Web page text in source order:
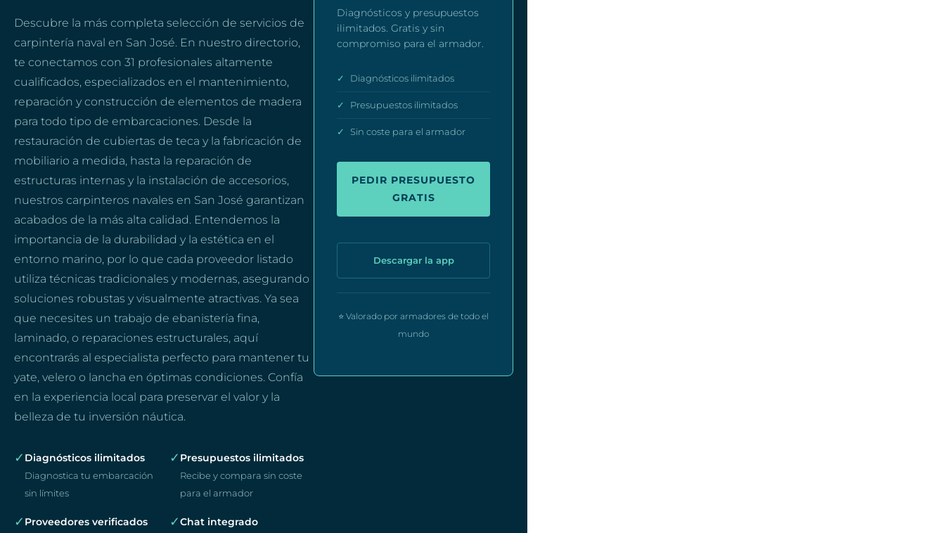
Descubre la más completa selección de servicios de
carpintería naval en San José. En nuestro directorio,
te conectamos con 31 profesionales altamente
cualificados, especializados en el mantenimiento,
reparación y construcción de elementos de madera
para todo tipo de embarcaciones. Desde la
restauración de cubiertas de teca y la fabricación de
mobiliario a medida, hasta la reparación de
estructuras internas y la instalación de accesorios,
nuestros carpinteros navales en San José garantizan
acabados de la más alta calidad. Entendemos la
importancia de la durabilidad y la estética en el
entorno marino, por lo que cada proveedor listado
utiliza técnicas tradicionales y modernas, asegurando
soluciones robustas y visualmente atractivas. Ya sea
que necesites un trabajo de ebanistería fina,
laminado, o reparaciones estructurales, aquí
encontrarás al especialista perfecto para mantener tu
yate, velero o lancha en óptimas condiciones. Confía
en la experiencia local para preservar el valor y la
belleza de tu inversión náutica.
✓ Diagnósticos ilimitados
Diagnostica tu embarcación
sin límites
✓ Presupuestos ilimitados
Recibe y compara sin coste
para el armador
✓ Proveedores verificados ✓Chat integrado
Diagnósticos y presupuestos
ilimitados. Gratis y sin
compromiso para el armador.
✓ Diagnósticos ilimitados
✓ Presupuestos ilimitados
✓ Sin coste para el armador
PEDIR PRESUPUESTO
GRATIS
Descargar la app
⭐ Valorado por armadores de todo el
mundo